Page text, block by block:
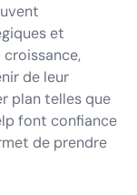
et
de leur
plan telles que
font confiance
de prendre